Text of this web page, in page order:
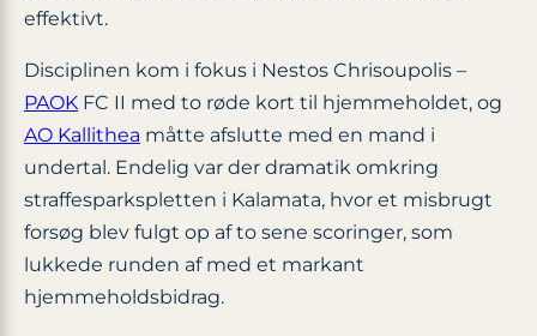
effektivt.
Disciplinen kom i fokus i Nestos Chrisoupolis –
PAOK FC II med to røde kort til hjemmeholdet, og
AO Kallithea måtte afslutte med en mand i
undertal. Endelig var der dramatik omkring
straffesparkspletten i Kalamata, hvor et misbrugt
forsøg blev fulgt op af to sene scoringer, som
lukkede runden af med et markant
hjemmeholdsbidrag.